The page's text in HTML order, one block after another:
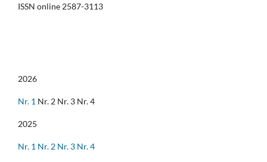
ISSN online 2587-3113
2026
Nr. 1 Nr. 2 Nr. 3 Nr. 4
2025
Nr. 1 Nr. 2 Nr. 3 Nr. 4